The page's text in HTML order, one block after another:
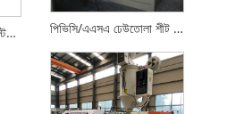
PP/PE/PVC/ABS প্লাস্টিক ওয়েল্ডিং রড এক্সট্রুশন লাইন পিভিসি/এএসএ ঢেউতোলা শীট উত্পাদন লাইন